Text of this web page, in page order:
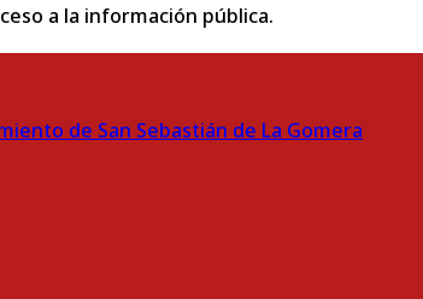
a la información pública.
de San Sebastián de La Gomera